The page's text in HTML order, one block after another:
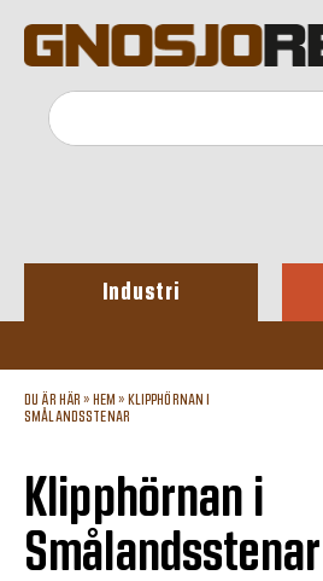
Industri
DU ÄR HÄR » HEM » KLIPPHÖRNAN I
SMÅLANDSSTENAR
Klipphörnan i
Smålandsstenar